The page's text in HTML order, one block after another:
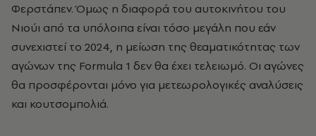
Φερστάπεν. Όμως η διαφορά του αυτοκινήτου του
Νιούι από τα υπόλοιπα είναι τόσο μεγάλη που εάν
συνεχιστεί το 2024, η μείωση της θεαματικότητας των
αγώνων της Formula 1 δεν θα έχει τελειωμό. Οι αγώνες
θα προσφέρονται μόνο για μετεωρολογικές αναλύσεις
και κουτσομπολιά.